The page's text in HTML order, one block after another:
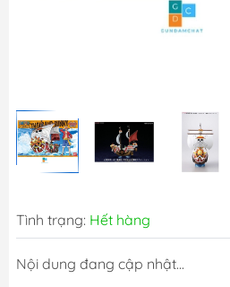
Tình trạng: Hết hàng
Nội dung đang cập nhật...